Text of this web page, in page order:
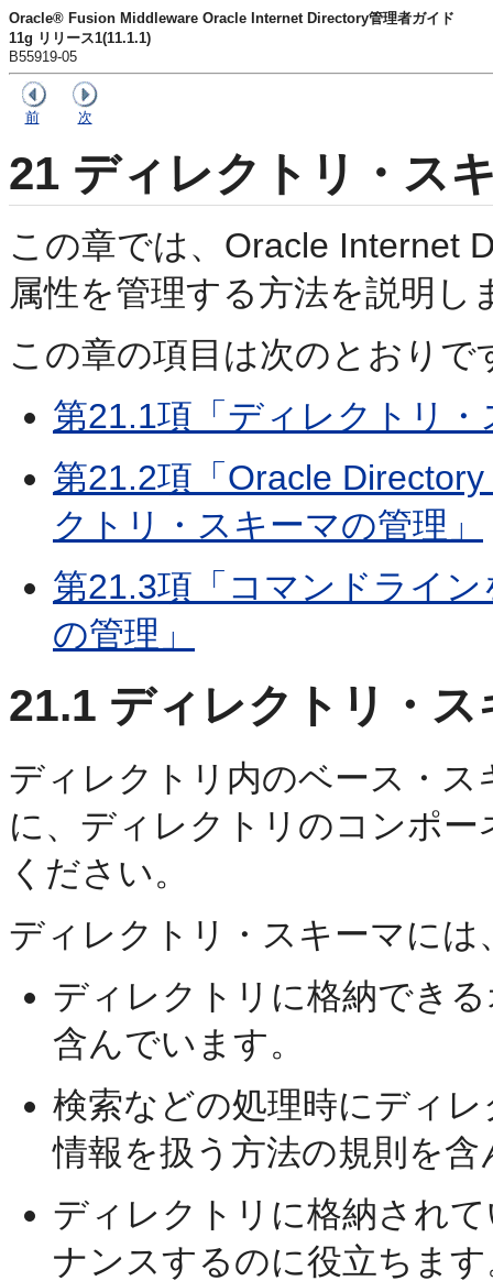
Oracle® Fusion Middleware Oracle Internet Directory管理者ガイド
11g リリース1(11.1.1)
B55919-05
前 次
21 ディレクトリ・ス
この章では、Oracle Internet
属性を管理する方法を説明し
この章の項目は次のとおりで
第21.1項「ディレクトリ
第21.2項「Oracle
クトリ・スキーマの管理」
第21.3項「コマンドライ
の管理」
21.1 ディレクトリ・
ディレクトリ内のベース・
に、ディレクトリのコンポ
ください。
ディレクトリ・スキーマに
ディレクトリに格納でき
含んでいます。
検索などの処理時にディ
情報を扱う方法の規則を
ディレクトリに格納され
ナンスするのに役立ちま